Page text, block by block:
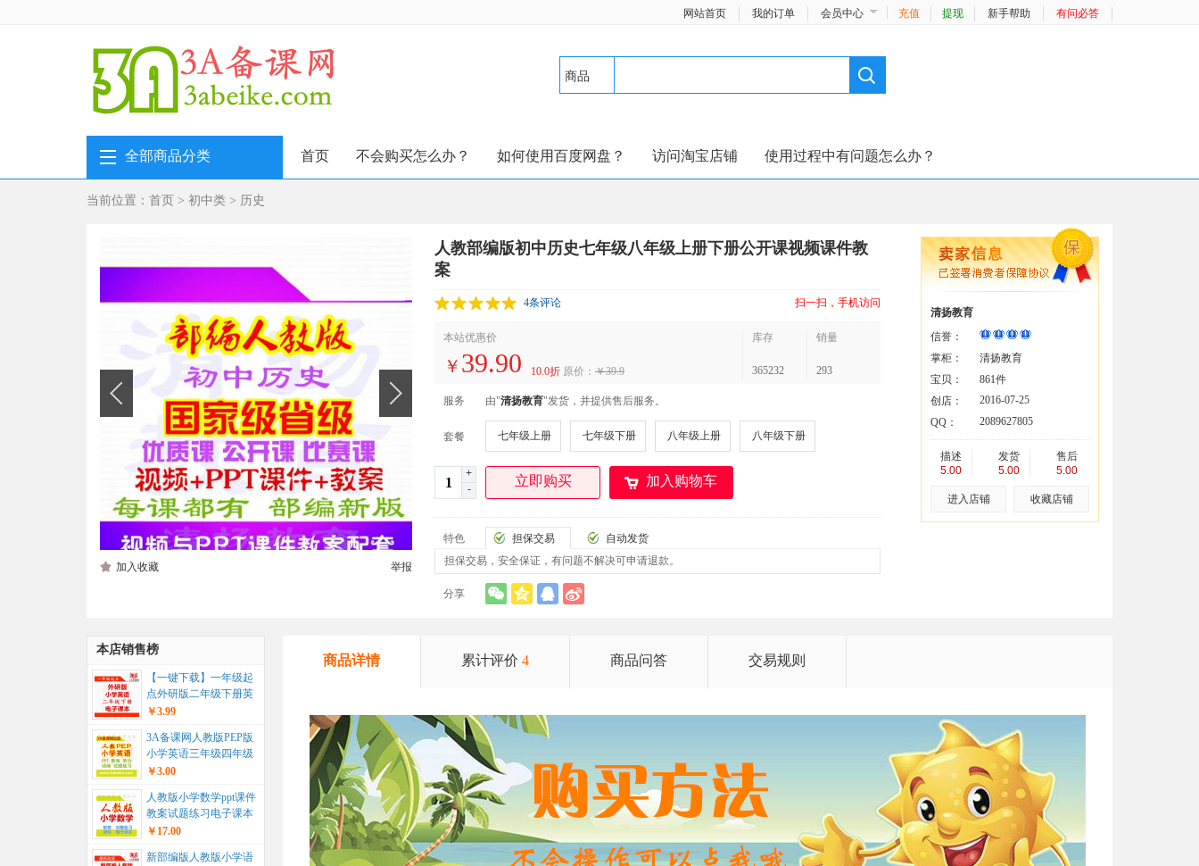
网站首页 我的订单 会员中心 充值 提现 新手帮助 有问必答
商品
全部商品分类 首页 不会购买怎么办？ 如何使用百度网盘？ 访问淘宝店铺 使用过程中有问题怎么办？
当前位置： 首页 > 初中类 > 历史
加入收藏 举报
人教部编版初中历史七年级八年级上册下册公开课视频课件教
案
4条评论 扫一扫，手机访问
本站优惠价
￥ 39.90 10.0折 原价： ￥39.9
库存 销量
365232 293
服务 由"清扬教育"发货，并提供售后服务。
套餐 七年级上册 七年级下册 八年级上册 八年级下册
+
-
立即购买 加入购物车
特色 担保交易
自动发货
担保交易，安全保证，有问题不解决可申请退款。
分享
清扬教育
信誉：
掌柜：
清扬教育
宝贝：
861件
创店：
2016-07-25
QQ：
2089627805
描述
5.00
发货
5.00
售后
5.00
进入店铺 收藏店铺
本店销售榜
【一键下载】一年级起
点外研版二年级下册英
语电子课本电子教材...
￥3.99
3A备课网人教版PEP版
小学英语三年级四年级
五年级六年级上册下册
ppt...
￥3.00
人教版小学数学ppt课件
教案试题练习电子课本
教学计划期末复习一年
级二年...
￥17.00
新部编版人教版小学语
商品详情 累计评价 4 商品问答 交易规则